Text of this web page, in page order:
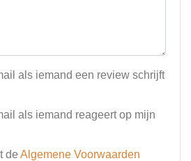
als iemand een review schrijft
als iemand reageert op mijn
de Algemene Voorwaarden